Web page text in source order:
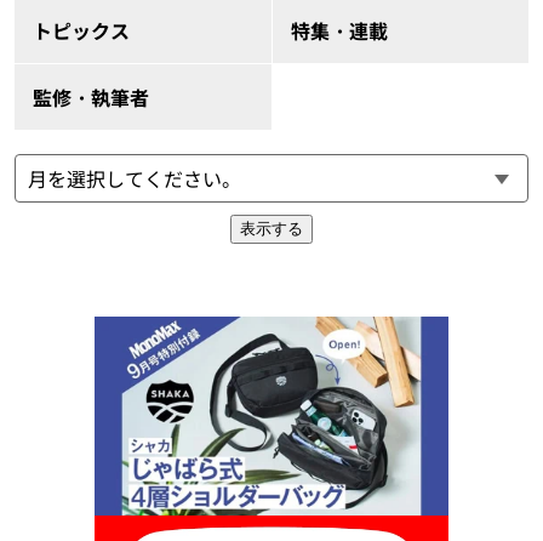
トピックス 特集・連載
監修・執筆者
表示する